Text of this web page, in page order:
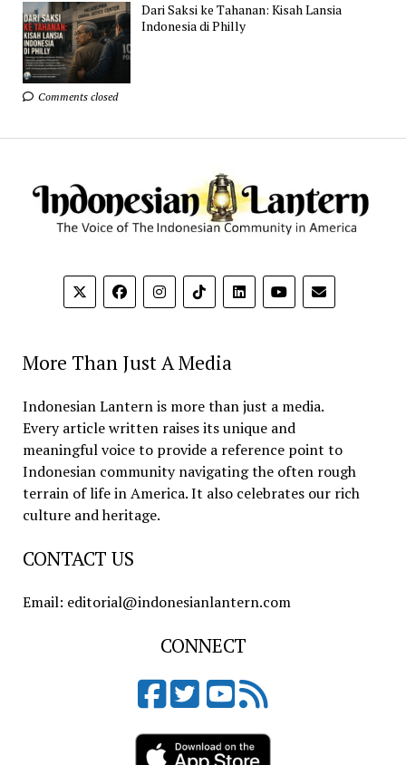
Dari Saksi ke Tahanan: Kisah Lansia
Indonesia di Philly
Comments closed
More Than Just A Media
Indonesian Lantern is more than just a media.
Every article written raises its unique and
meaningful voice to provide a reference point to
Indonesian community navigating the often rough
terrain of life in America. It also celebrates our rich
culture and heritage.
CONTACT US
Email: editorial@indonesianlantern.com
CONNECT